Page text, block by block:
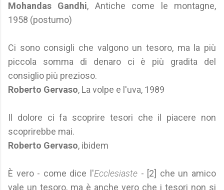
Mohandas Gandhi, Antiche come le montagne,
1958 (postumo)
Ci sono consigli che valgono un tesoro, ma la più
piccola somma di denaro ci è più gradita del
consiglio più prezioso.
Roberto Gervaso, La volpe e l'uva, 1989
Il dolore ci fa scoprire tesori che il piacere non
scoprirebbe mai.
Roberto Gervaso, ibidem
È vero - come dice l'Ecclesiaste - [2] che un amico
vale un tesoro, ma è anche vero che i tesori non si